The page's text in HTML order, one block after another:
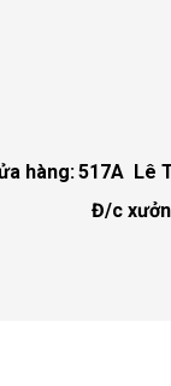
hàng:517A Lê
Đ/c